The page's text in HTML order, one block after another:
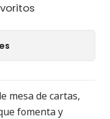
mesa de cartas,
fomenta y